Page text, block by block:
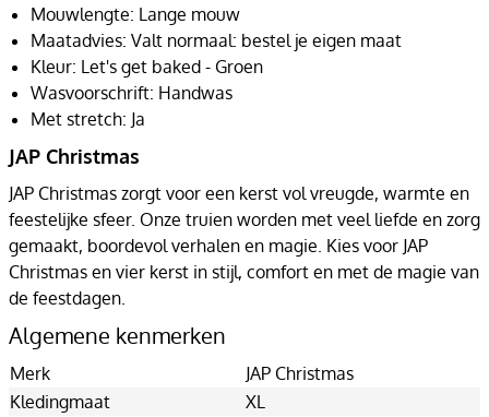
Mouwlengte: Lange mouw
Maatadvies: Valt normaal: bestel je eigen maat
Kleur: Let's get baked - Groen
Wasvoorschrift: Handwas
Met stretch: Ja
JAP Christmas
JAP Christmas zorgt voor een kerst vol vreugde, warmte en
feestelijke sfeer. Onze truien worden met veel liefde en zorg
gemaakt, boordevol verhalen en magie. Kies voor JAP
Christmas en vier kerst in stijl, comfort en met de magie van
de feestdagen.
Algemene kenmerken
Merk
JAP Christmas
Kledingmaat
XL